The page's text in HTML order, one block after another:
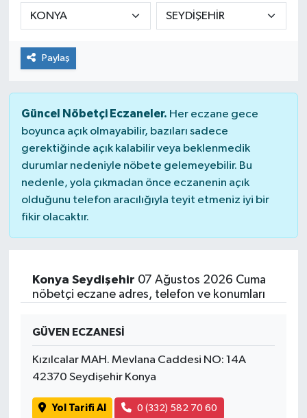
Paylaş
Güncel Nöbetçi Eczaneler. Her eczane gece
boyunca açık olmayabilir, bazıları sadece
gerektiğinde açık kalabilir veya beklenmedik
durumlar nedeniyle nöbete gelemeyebilir. Bu
nedenle, yola çıkmadan önce eczanenin açık
olduğunu telefon aracılığıyla teyit etmeniz iyi bir
fikir olacaktır.
Konya Seydişehir 07 Ağustos 2026 Cuma
nöbetçi eczane adres, telefon ve konumları
GÜVEN ECZANESİ
Kızılcalar MAH. Mevlana Caddesi NO: 14A
42370 Seydişehir Konya
Yol Tarifi Al 0 (332) 582 70 60